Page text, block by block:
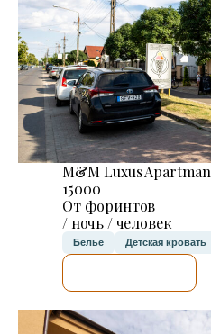
M&M Luxus Apartman
15000
От форинтов
/ ночь / человек
Белье Детская кровать